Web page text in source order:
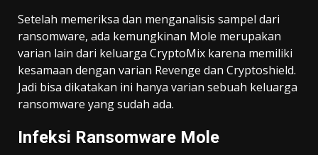
Setelah memeriksa dan menganalisis sampel dari
ransomware, ada kemungkinan Mole merupakan
varian lain dari keluarga CryptoMix karena memiliki
kesamaan dengan varian Revenge dan Cryptoshield.
Jadi bisa dikatakan ini hanya varian sebuah keluarga
ransomware yang sudah ada.
Infeksi Ransomware Mole